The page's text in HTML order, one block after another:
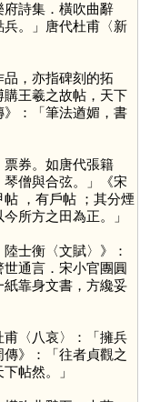
詩集．橫吹曲辭
。」唐代杜甫〈新
，亦指碑刻的拓
王羲之故帖，天下
：「筆法遒媚，書
券。如唐代張籍
琴僧與合弦。」《宋
，有戶帖 ；其分煙
所方之田為正。」
士衡〈文賦〉》：
世通言．宋小官團圓
靠身文書，方纔妥
〈八哀〉：「擁兵
》：「往者貞觀之
帖然。」